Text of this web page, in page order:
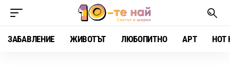
ЗАБАВЛЕНИЕ ЖИВОТЪТ ЛЮБОПИТНО АРТ HOT